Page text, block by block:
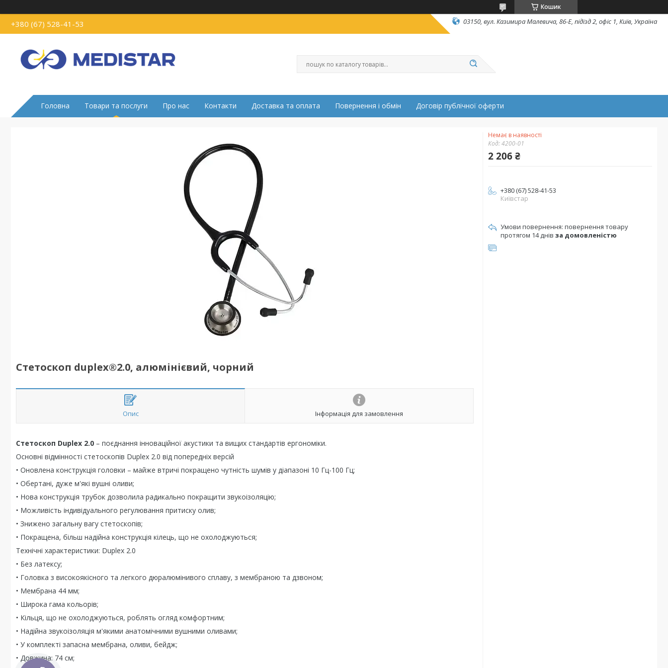
Кошик
+380 (67) 528-41-53 03150, вул. Казимира Малевича, 86-Е, підїзд 2, офіс 1, Київ, Україна
Головна Товари та послуги Про нас Контакти Доставка та оплата Повернення і обмін Договір публічної оферти
Стетоскоп duplex®2.0, алюмінієвий, чорний
Опис Інформація для замовлення
Cтетоскоп Duplex 2.0 – поєднання інноваційної акустики та вищих стандартів ергономіки.
Основні відмінності стетоскопів Duplex 2.0 від попередніх версій
• Оновлена конструкція головки – майже втричі покращено чутність шумів у діапазоні 10 Гц-100 Гц;
• Обертані, дуже м'які вушні оливи;
• Нова конструкція трубок дозволила радикально покращити звукоізоляцію;
• Можливість індивідуального регулювання притиску олив;
• Знижено загальну вагу стетоскопів;
• Покращена, більш надійна конструкція кілець, що не охолоджуються;
Технічні характеристики: Duplex 2.0
• Без латексу;
• Головка з високоякісного та легкого дюралюмінивого сплаву, з мембраною та дзвоном;
• Мембрана 44 мм;
• Широка гама кольорів;
• Кільця, що не охолоджуються, роблять огляд комфортним;
• Надійна звукоізоляція м'якими анатомічними вушними оливами;
• У комплекті запасна мембрана, оливи, бейдж;
• Довжина: 74 см;
Немає в наявності
Код:4200-01
2 206 ₴
+380 (67) 528-41-53
Київстар
повернення товару
протягом 14 днів за домовленістю